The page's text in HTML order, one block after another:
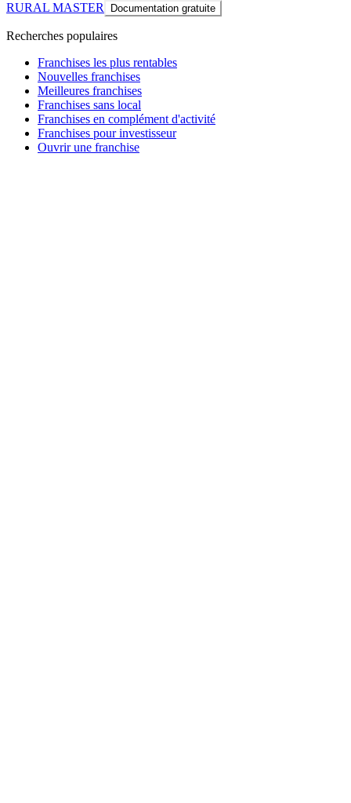
RURAL MASTER Documentation gratuite
Recherches populaires
Franchises les plus rentables
Nouvelles franchises
Meilleures franchises
Franchises sans local
Franchises en complément d'activité
Franchises pour investisseur
Ouvrir une franchise